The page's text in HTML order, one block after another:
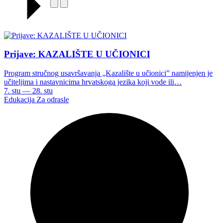
Prijave: KAZALIŠTE U UČIONICI
Program stručnog usavršavanja „Kazalište u učionici” namijenjen je
učiteljima i nastavnicima hrvatskoga jezika koji vode ili…
7. stu — 28. stu
Edukacija Za odrasle